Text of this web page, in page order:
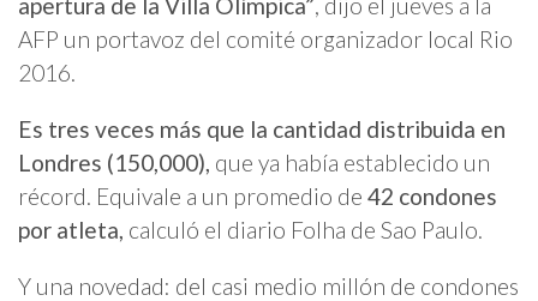
AFP un portavoz del comité organizador local Rio
2016.
Es tres veces más que la cantidad distribuida en
Londres (150,000), que ya había establecido un
récord. Equivale a un promedio de 42 condones
por atleta, calculó el diario Folha de Sao Paulo.
Y una novedad: del casi medio millón de condones